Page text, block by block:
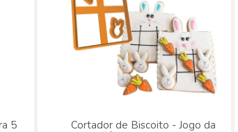
5
Cortador de Biscoito - Jogo da